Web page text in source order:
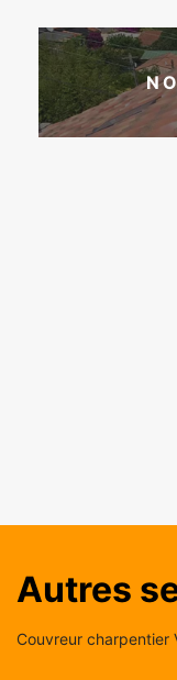
Autres
Couvreur charpentier